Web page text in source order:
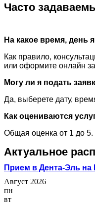
Часто
На какое время, день
Как правило,
или оформите онлайн
Могу ли я подать
Да, выберете дату,
Как оцениваются
Общая оценка от 1 до 5.
Актуальное
Прием в Дента-Эль на
Август 2026
пн
вт